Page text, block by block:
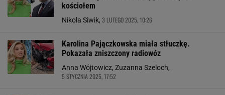
kościołem
Nikola Siwik, 3 LUTEGO 2025, 10:26
Karolina Pajączkowska miała stłuczkę.
Pokazała zniszczony radiowóz
Anna Wójtowicz, Zuzanna Szeloch,
5 STYCZNIA 2025, 17:52